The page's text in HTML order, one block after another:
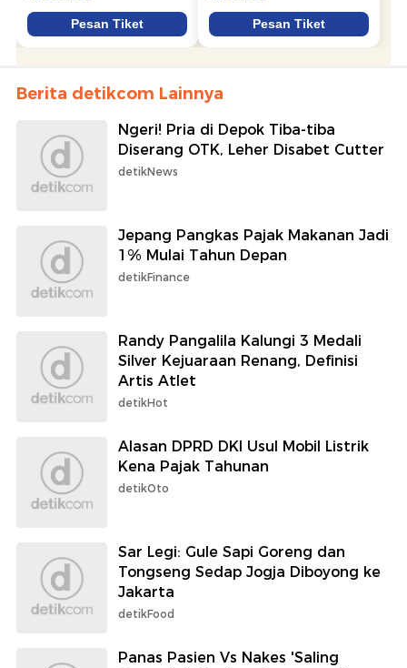
Berita detikcom Lainnya
Ngeri! Pria di Depok Tiba-tiba
Diserang OTK, Leher Disabet Cutter
detikNews
Jepang Pangkas Pajak Makanan Jadi
1% Mulai Tahun Depan
detikFinance
Randy Pangalila Kalungi 3 Medali
Silver Kejuaraan Renang, Definisi
Artis Atlet
detikHot
Alasan DPRD DKI Usul Mobil Listrik
Kena Pajak Tahunan
detikOto
Sar Legi: Gule Sapi Goreng dan
Tongseng Sedap Jogja Diboyong ke
Jakarta
detikFood
Panas Pasien Vs Nakes 'Saling